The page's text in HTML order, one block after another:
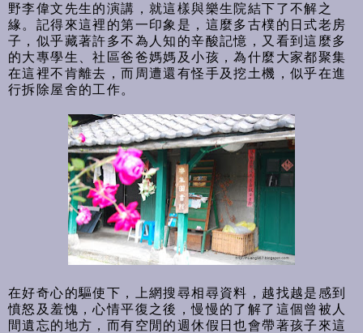
野李偉文先生的演講，就這樣與樂生院結下了不解之
緣。記得來這裡的第一印象是，這麼多古樸的日式老房
子，似乎藏著許多不為人知的辛酸記憶，又看到這麼多
的大專學生、社區爸爸媽媽及小孩，為什麼大家都聚集
在這裡不肯離去，而周遭還有怪手及挖土機，似乎在進
行拆除屋舍的工作。
在好奇心的驅使下，上網搜尋相尋資料，越找越是感到
憤怒及羞愧，心情平復之後，慢慢的了解了這個曾被人
間遺忘的地方，而有空閒的週休假日也會帶著孩子來這